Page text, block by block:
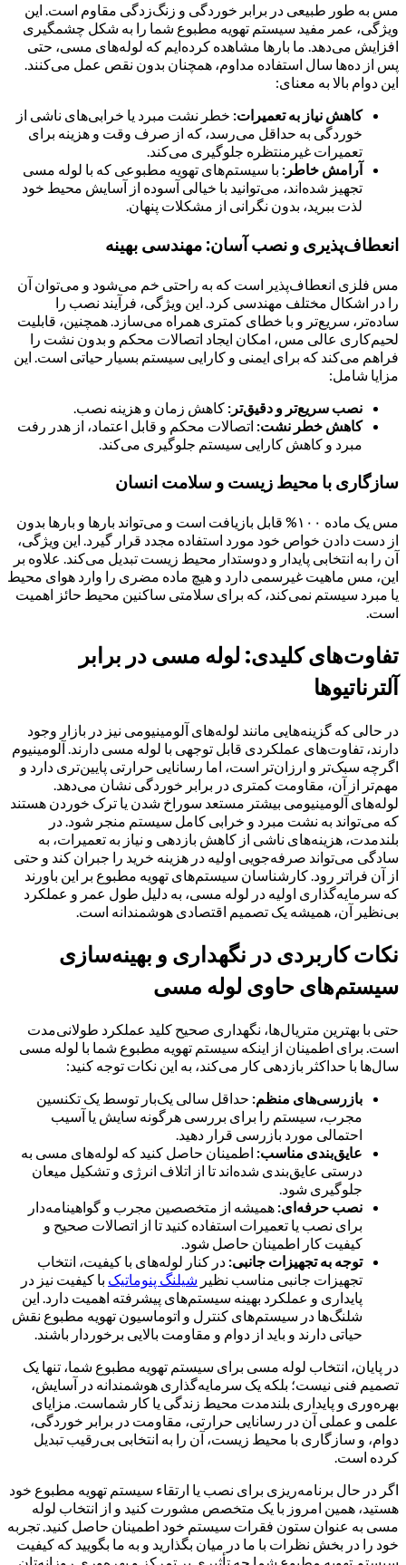
مس به طور طبیعی در برابر خوردگی و زنگ‌زدگی مقاوم است. این
ویژگی، عمر مفید سیستم تهویه مطبوع شما را به شکل چشمگیری
افزایش می‌دهد. ما بارها مشاهده کرده‌ایم که لوله‌های مسی، حتی
پس از ده‌ها سال استفاده مداوم، همچنان بدون نقص عمل می‌کنند.
این دوام بالا به معنای:
کاهش نیاز به تعمیرات: خطر نشت مبرد یا خرابی‌های ناشی از
خوردگی به حداقل می‌رسد، که از صرف وقت و هزینه برای
تعمیرات غیرمنتظره جلوگیری می‌کند.
آرامش خاطر: با سیستم‌های تهویه مطبوعی که با لوله مسی
تجهیز شده‌اند، می‌توانید با خیالی آسوده از آسایش محیط خود
لذت ببرید، بدون نگرانی از مشکلات پنهان.
انعطاف‌پذیری و نصب آسان: مهندسی بهینه
مس فلزی انعطاف‌پذیر است که به راحتی خم می‌شود و می‌توان آن
را در اشکال مختلف مهندسی کرد. این ویژگی، فرآیند نصب را
ساده‌تر، سریع‌تر و با خطای کمتری همراه می‌سازد. همچنین، قابلیت
لحیم‌کاری عالی مس، امکان ایجاد اتصالات محکم و بدون نشت را
فراهم می‌کند که برای ایمنی و کارایی سیستم بسیار حیاتی است. این
مزایا شامل:
نصب سریع‌تر و دقیق‌تر: کاهش زمان و هزینه نصب.
کاهش خطر نشت: اتصالات محکم و قابل اعتماد، از هدر رفت
مبرد و کاهش کارایی سیستم جلوگیری می‌کند.
سازگاری با محیط زیست و سلامت انسان
مس یک ماده ۱۰۰% قابل بازیافت است و می‌تواند بارها و بارها بدون
از دست دادن خواص خود مورد استفاده مجدد قرار گیرد. این ویژگی،
آن را به انتخابی پایدار و دوستدار محیط زیست تبدیل می‌کند. علاوه بر
این، مس ماهیت غیرسمی دارد و هیچ ماده مضری را وارد هوای محیط
یا مبرد سیستم نمی‌کند، که برای سلامتی ساکنین محیط حائز اهمیت
است.
تفاوت‌های کلیدی: لوله مسی در برابر
آلترناتیوها
در حالی که گزینه‌هایی مانند لوله‌های آلومینیومی نیز در بازار وجود
دارند، تفاوت‌های عملکردی قابل توجهی با لوله مسی دارند. آلومینیوم
اگرچه سبک‌تر و ارزان‌تر است، اما رسانایی حرارتی پایین‌تری دارد و
مهم‌تر از آن، مقاومت کمتری در برابر خوردگی نشان می‌دهد.
لوله‌های آلومینیومی بیشتر مستعد سوراخ شدن یا ترک خوردن هستند
که می‌تواند به نشت مبرد و خرابی کامل سیستم منجر شود. در
بلندمدت، هزینه‌های ناشی از کاهش بازدهی و نیاز به تعمیرات، به
سادگی می‌تواند صرفه‌جویی اولیه در هزینه خرید را جبران کند و حتی
از آن فراتر رود. کارشناسان سیستم‌های تهویه مطبوع بر این باورند
که سرمایه‌گذاری اولیه در لوله مسی، به دلیل طول عمر و عملکرد
بی‌نظیر آن، همیشه یک تصمیم اقتصادی هوشمندانه است.
نکات کاربردی در نگهداری و بهینه‌سازی
سیستم‌های حاوی لوله مسی
حتی با بهترین متریال‌ها، نگهداری صحیح کلید عملکرد طولانی‌مدت
است. برای اطمینان از اینکه سیستم تهویه مطبوع شما با لوله مسی
سال‌ها با حداکثر بازدهی کار می‌کند، به این نکات توجه کنید:
بازرسی‌های منظم: حداقل سالی یک‌بار توسط یک تکنسین
مجرب، سیستم را برای بررسی هرگونه سایش یا آسیب
احتمالی مورد بازرسی قرار دهید.
عایق‌بندی مناسب: اطمینان حاصل کنید که لوله‌های مسی به
درستی عایق‌بندی شده‌اند تا از اتلاف انرژی و تشکیل میعان
جلوگیری شود.
نصب حرفه‌ای: همیشه از متخصصین مجرب و گواهینامه‌دار
برای نصب یا تعمیرات استفاده کنید تا از اتصالات صحیح و
کیفیت کار اطمینان حاصل شود.
توجه به تجهیزات جانبی: در کنار لوله‌های با کیفیت، انتخاب
تجهیزات جانبی مناسب نظیر شیلنگ پنوماتیک با کیفیت نیز در
پایداری و عملکرد بهینه سیستم‌های پیشرفته اهمیت دارد. این
شلنگ‌ها در سیستم‌های کنترل و اتوماسیون تهویه مطبوع نقش
حیاتی دارند و باید از دوام و مقاومت بالایی برخوردار باشند.
در پایان، انتخاب لوله مسی برای سیستم تهویه مطبوع شما، تنها یک
تصمیم فنی نیست؛ بلکه یک سرمایه‌گذاری هوشمندانه در آسایش،
بهره‌وری و پایداری بلندمدت محیط زندگی یا کار شماست. مزایای
علمی و عملی آن در رسانایی حرارتی، مقاومت در برابر خوردگی،
دوام، و سازگاری با محیط زیست، آن را به انتخابی بی‌رقیب تبدیل
کرده است.
اگر در حال برنامه‌ریزی برای نصب یا ارتقاء سیستم تهویه مطبوع خود
هستید، همین امروز با یک متخصص مشورت کنید و از انتخاب لوله
مسی به عنوان ستون فقرات سیستم خود اطمینان حاصل کنید. تجربه
خود را در بخش نظرات با ما در میان بگذارید و به ما بگویید که کیفیت